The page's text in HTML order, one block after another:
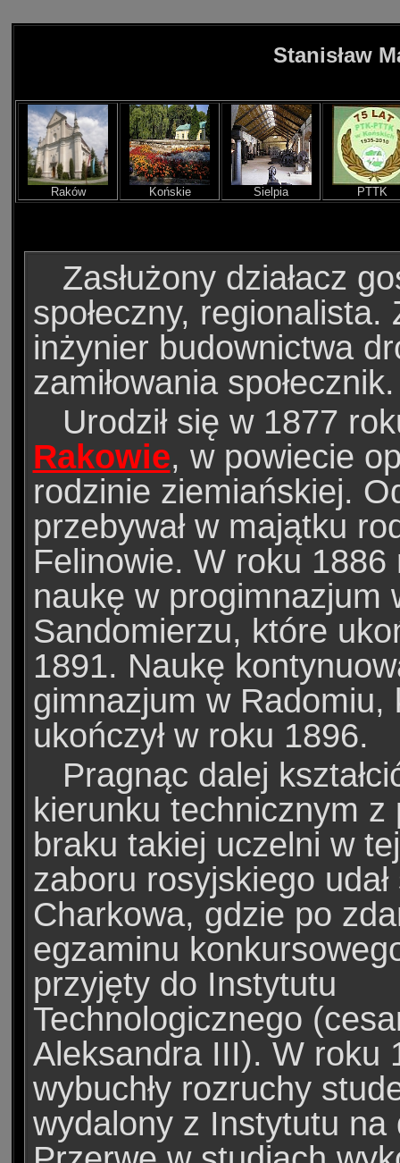
Stanisław
Raków Końskie Sielpia PTTK
Zasłużony działacz
społeczny, regionalista.
inżynier budownictwa
zamiłowania
Urodził się w 1877
Rakowie, w powiecie
rodzinie ziemiańskiej.
przebywał w majątku
Felinowie. W roku 1886
naukę w progimnazjum
Sandomierzu, które
1891. Naukę
gimnazjum w Radomiu,
ukończył w roku 1896.
Pragnąc dalej
kierunku technicznym z
braku takiej uczelni w
zaboru rosyjskiego
Charkowa, gdzie po
egzaminu
przyjęty do Instytutu
Technologicznego
Aleksandra III). W roku
wybuchły rozruchy
wydalony z Instytutu na